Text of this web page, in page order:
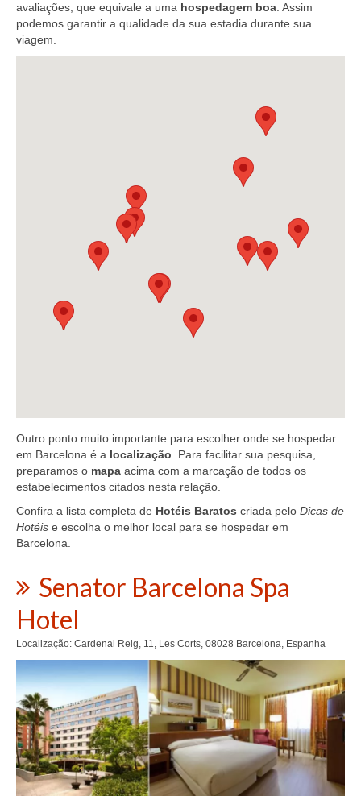
avaliações, que equivale a uma hospedagem boa. Assim
podemos garantir a qualidade da sua estadia durante sua
viagem.
Outro ponto muito importante para escolher onde se hospedar
em Barcelona é a localização. Para facilitar sua pesquisa,
preparamos o mapa acima com a marcação de todos os
estabelecimentos citados nesta relação.
Confira a lista completa de Hotéis Baratos criada pelo Dicas de
Hotéis e escolha o melhor local para se hospedar em
Barcelona.
Senator Barcelona Spa
Hotel
Localização: Cardenal Reig, 11, Les Corts, 08028 Barcelona, Espanha